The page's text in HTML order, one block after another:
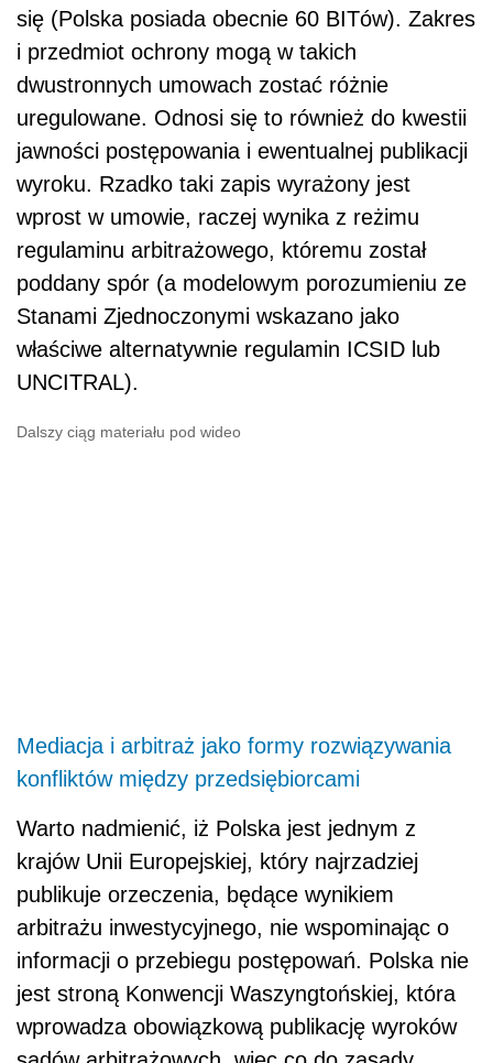
się (Polska posiada obecnie 60 BITów). Zakres
i przedmiot ochrony mogą w takich
dwustronnych umowach zostać różnie
uregulowane. Odnosi się to również do kwestii
jawności postępowania i ewentualnej publikacji
wyroku. Rzadko taki zapis wyrażony jest
wprost w umowie, raczej wynika z reżimu
regulaminu arbitrażowego, któremu został
poddany spór (a modelowym porozumieniu ze
Stanami Zjednoczonymi wskazano jako
właściwe alternatywnie regulamin ICSID lub
UNCITRAL).
Dalszy ciąg materiału pod wideo
Mediacja i arbitraż jako formy rozwiązywania
konfliktów między przedsiębiorcami
Warto nadmienić, iż Polska jest jednym z
krajów Unii Europejskiej, który najrzadziej
publikuje orzeczenia, będące wynikiem
arbitrażu inwestycyjnego, nie wspominając o
informacji o przebiegu postępowań. Polska nie
jest stroną Konwencji Waszyngtońskiej, która
wprowadza obowiązkową publikację wyroków